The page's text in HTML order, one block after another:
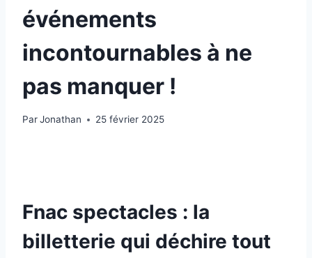
événements
incontournables à ne
pas manquer !
ParJonathan 25 février 2025
Fnac spectacles : la
billetterie qui déchire tout